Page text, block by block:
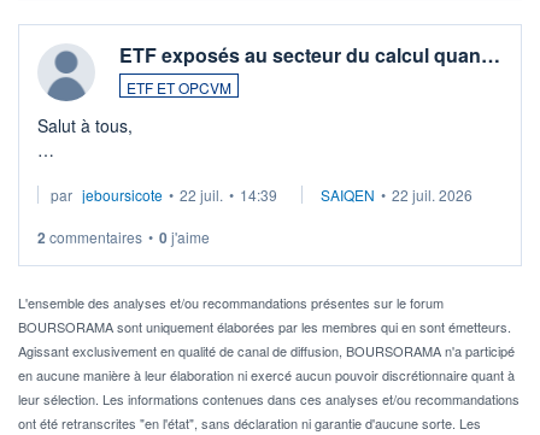
ETF exposés au secteur du calcul quan…
ETF ET OPCVM
Salut à tous,
via un ETF plutôt que des actions individuelles.
Idéalement, je voudrais qu'il soit éligible au PEA.
Pour l' ...
par jeboursicote • 22 juil. • 14:39 SAIQEN • 22 juil. 2026
2 commentaires • 0j'aime
L'ensemble des analyses et/ou recommandations présentes sur le forum
BOURSORAMA sont uniquement élaborées par les membres qui en sont émetteurs.
Agissant exclusivement en qualité de canal de diffusion, BOURSORAMA n'a participé
en aucune manière à leur élaboration ni exercé aucun pouvoir discrétionnaire quant à
leur sélection. Les informations contenues dans ces analyses et/ou recommandations
ont été retranscrites "en l'état", sans déclaration ni garantie d'aucune sorte. Les